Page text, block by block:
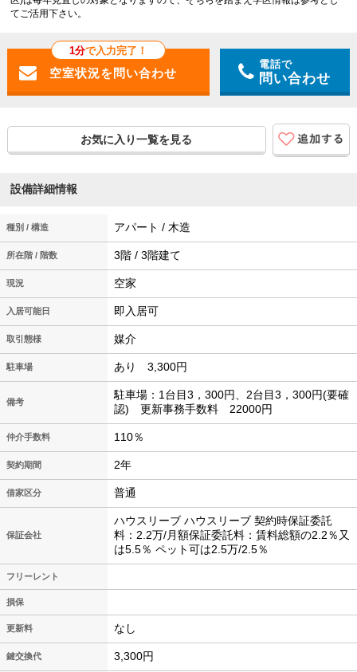
てご活用下さい。
1分で入力完了！
電話で
問い合わせ
お気に入り一覧を見る
設備詳細情報
種別 / 構造 アパート / 木造
所在階 / 階数 3階 / 3階建て
現況 空家
入居可能日 即入居可
取引態様 媒介
駐車場 あり 3,300円
備考
駐車場：1台目3，300円、2台目3，300円(要確
認) 更新事務手数料 22000円
仲介手数料 110％
契約期間 2年
借家区分 普通
保証会社
ハウスリーブ ハウスリーブ 契約時保証委託
料：2.2万/月額保証委託料：賃料総額の2.2％又
は5.5％ ペット可は2.5万/2.5％
フリーレント
損保
更新料 なし
鍵交換代 3,300円